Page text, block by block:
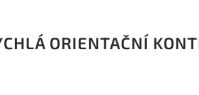
ORIENTAČNÍ